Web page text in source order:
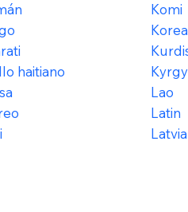
haitiano
Komi
Lao
Latin